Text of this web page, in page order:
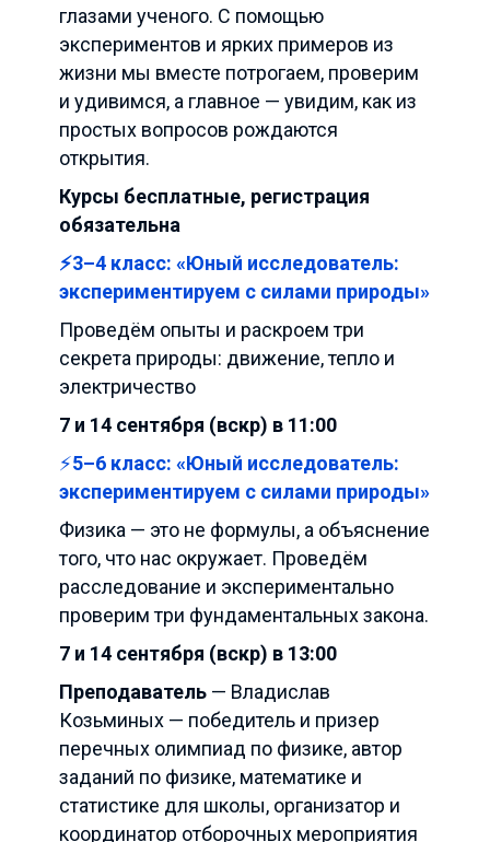
глазами ученого. С помощью
экспериментов и ярких примеров из
жизни мы вместе потрогаем, проверим
и удивимся, а главное — увидим, как из
простых вопросов рождаются
открытия.
Курсы бесплатные, регистрация
обязательна
⚡️3–4 класс: «Юный исследователь:
экспериментируем с силами природы»
Проведём опыты и раскроем три
секрета природы: движение, тепло и
электричество
7 и 14 сентября (вскр) в 11:00
⚡️5–6 класс: «Юный исследователь:
экспериментируем с силами природы»
Физика — это не формулы, а объяснение
того, что нас окружает. Проведём
расследование и экспериментально
проверим три фундаментальных закона.
7 и 14 сентября (вскр) в 13:00
Преподаватель — Владислав
Козьминых — победитель и призер
перечных олимпиад по физике, автор
заданий по физике, математике и
статистике для школы, организатор и
координатор отборочных мероприятия